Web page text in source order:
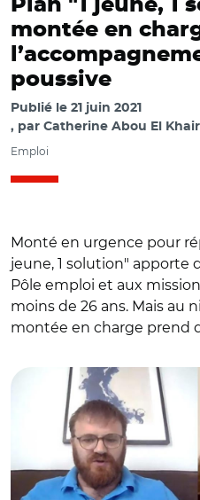
Plan "1 jeune, 1
montée en
poussive
Publié le 21 juin 2021
par Catherine Abou El
Emploi
Monté en urgence pour
jeune, 1 solution" apporte
Pôle emploi et aux
moins de 26 ans. Mais au
montée en charge prend